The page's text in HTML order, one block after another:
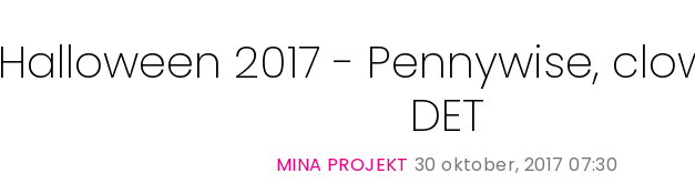
Halloween 2017 - Pennywise,
DET
MINA PROJEKT 30 oktober, 2017 07:30